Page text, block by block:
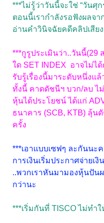
***ไม่รู้ว่าวันนี้จะใช่ “วันศุก
ตอนนี้เรากำลังรอฟังผลจ
อ่านคำวินิจฉัยคดีคลิปเสีย
***กูรูประเมินว่า..วันนี้(29
ใด SET INDEX อาจไม่ไ
รับรู้เรื่องนี้มาระดับหนึ่งแล้
ทั้งนี้ คาดดัชนีฯ บวก/ลบ ไ
หุ้นได้ประโยชน์ ได้แก่
ธนาคาร (SCB, KTB) ลุ้น
ครั้ง
***เอาแบบเซฟๆ ละกันน
การเงินเริ่มประกาศจ่ายเ
..พวกเราหันมามองหุ้นปัน
กว่านะ
***เริ่มกันที่ TISCO ไม่ทำ